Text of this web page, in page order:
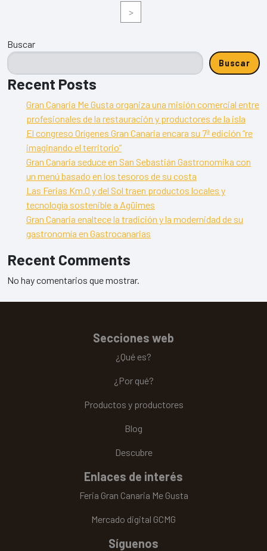
>
Buscar
Buscar
Recent Posts
Gran Canaria Me Gusta organiza una misión comercial entre
profesionales de la restauración y productores de la isla
El congreso Orígenes Gran Canaria encara su 7ª edición “re
imaginando el territorio”
Gran Canaria seduce en San Sebastián Gastronomika con
un menú basado en los tesoros de su costa
Las Ferias Km.0 y del Sol traen productos locales y
tecnología sostenible a Agüimes
Gran Canaria enaltece la tradición y la modernidad de su
gastronomía en Gastrocanarias
Recent Comments
No hay comentarios que mostrar.
Secciones web
¿Qué es?
¿Por qué?
Productos y productores
Blog
Descubre
Enlaces de interés
Feria Gran Canaria Me Gusta
Mercado digital GCMG
Síguenos